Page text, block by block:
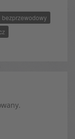
R
E
S
bezprzewodowy